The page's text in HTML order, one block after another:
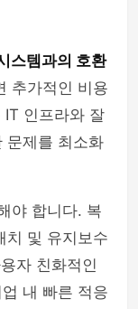
스템과의 호환
추가적인 비용
IT 인프라와 잘
문제를 최소화
야 합니다. 복
치 및 유지보수
자 친화적인
내 빠른 적응